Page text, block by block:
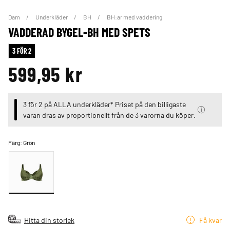
Dam Underkläder BH BH:ar med vaddering
VADDERAD BYGEL-BH MED SPETS
3 FÖR 2
599,95 kr
3 för 2 på ALLA underkläder* Priset på den billigaste
varan dras av proportionellt från de 3 varorna du köper.
Färg:Grön
Hitta din storlek Få kvar